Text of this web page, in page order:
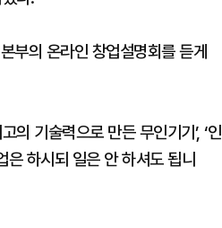
부의 온라인 창업설명회를 듣게
의 기술력으로 만든 무인기기’, ‘인
은 하시되 일은 안 하셔도 됩니